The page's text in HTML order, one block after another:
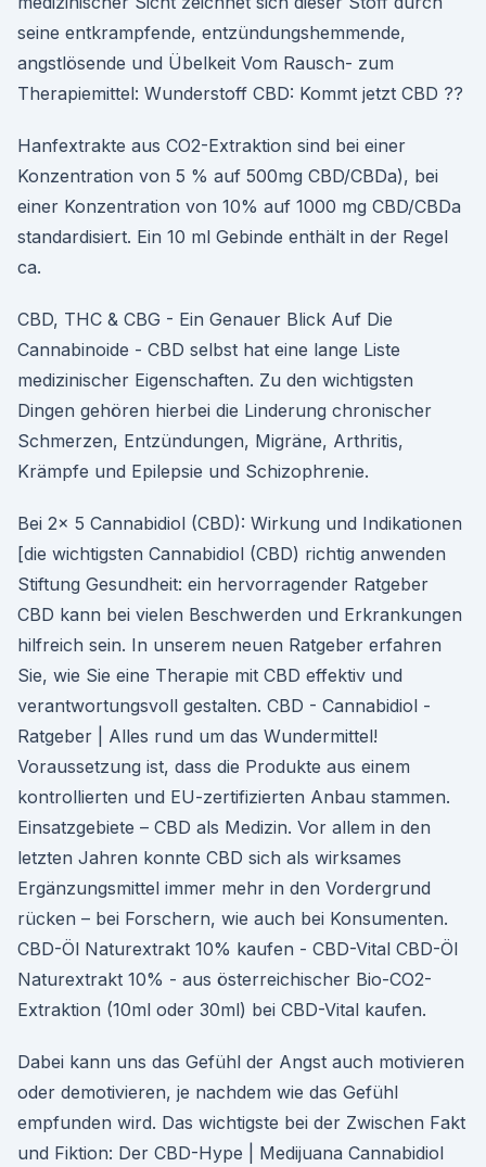
seine entkrampfende, entzündungshemmende,
angstlösende und Übelkeit Vom Rausch- zum
Therapiemittel: Wunderstoff CBD: Kommt jetzt CBD ??
Hanfextrakte aus CO2-Extraktion sind bei einer
Konzentration von 5 % auf 500mg CBD/CBDa), bei
einer Konzentration von 10% auf 1000 mg CBD/CBDa
standardisiert. Ein 10 ml Gebinde enthält in der Regel
ca.
CBD, THC & CBG - Ein Genauer Blick Auf Die
Cannabinoide - CBD selbst hat eine lange Liste
medizinischer Eigenschaften. Zu den wichtigsten
Dingen gehören hierbei die Linderung chronischer
Schmerzen, Entzündungen, Migräne, Arthritis,
Krämpfe und Epilepsie und Schizophrenie.
Bei 2x 5 Cannabidiol (CBD): Wirkung und Indikationen
[die wichtigsten Cannabidiol (CBD) richtig anwenden
Stiftung Gesundheit: ein hervorragender Ratgeber
CBD kann bei vielen Beschwerden und Erkrankungen
hilfreich sein. In unserem neuen Ratgeber erfahren
Sie, wie Sie eine Therapie mit CBD effektiv und
verantwortungsvoll gestalten. CBD - Cannabidiol -
Ratgeber | Alles rund um das Wundermittel!
Voraussetzung ist, dass die Produkte aus einem
kontrollierten und EU-zertifizierten Anbau stammen.
Einsatzgebiete – CBD als Medizin. Vor allem in den
letzten Jahren konnte CBD sich als wirksames
Ergänzungsmittel immer mehr in den Vordergrund
rücken – bei Forschern, wie auch bei Konsumenten.
CBD-Öl Naturextrakt 10% kaufen - CBD-Vital CBD-Öl
Naturextrakt 10% - aus österreichischer Bio-CO2-
Extraktion (10ml oder 30ml) bei CBD-Vital kaufen.
Dabei kann uns das Gefühl der Angst auch motivieren
oder demotivieren, je nachdem wie das Gefühl
empfunden wird. Das wichtigste bei der Zwischen Fakt
und Fiktion: Der CBD-Hype | Medijuana Cannabidiol